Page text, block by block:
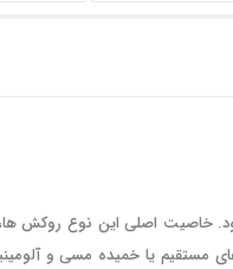
خاصیت اصلی این نوع روکش
یا خمیده مسی و